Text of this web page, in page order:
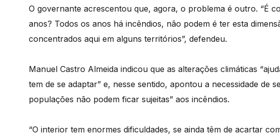
O governante acrescentou que, agora, o problema é outro. “É
anos? Todos os anos há incêndios, não podem é ter esta
concentrados aqui em alguns territórios”, defendeu.
Manuel Castro Almeida indicou que as alterações climáticas
tem de se adaptar” e, nesse sentido, apontou a necessidade de
populações não podem ficar sujeitas” aos incêndios.
“O interior tem enormes dificuldades, se ainda têm de acartar